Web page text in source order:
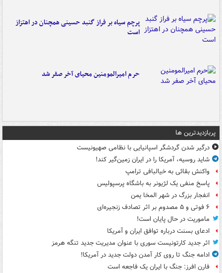
پرچم سیاه بر فراز گنبد حسینی همچنان در اهتزاز
است
حرم امیرالمومنین محیای آخر صفر شد
پربازدیدترین ها
درگیر شدن گردشگر اسپانیایی با نظامی صهیونیست
شاید روسیه، آمریکا را در ایران زمین‌گیر کند!
واکنش بقائی به خیالبافی ترامپ
پاسخ منفی یک لژیونر به باشگاه پرسپولیس
انفجار بزرگ در شهر المخا یمن
۶ فوتی و ۵ مصدوم بر اثر تصادف زنجیره‌ای
ماموریت در حال پایان است!
ادعای بسنت درباره توافق ایران و آمریکا
اثر جدید کارتونیست سوری با عنوان مدیریت جدید تنگه هرمز
ادامه جنگ تا روی کار آمدن دولت جدید در آمریکا!
فارن افرز: جنگ با ایران یک فاجعه است